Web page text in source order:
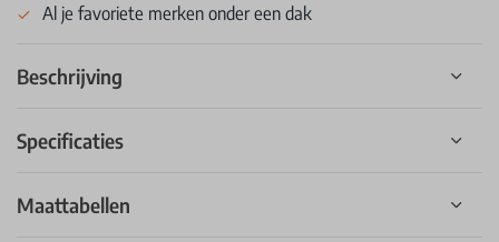
Al je favoriete merken onder een dak
Beschrijving
Specificaties
Maattabellen